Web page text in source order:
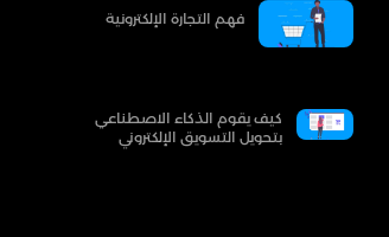
فهم التجارة الإلكترونية
كيف يقوم الذكاء الاصطناعي
بتحويل التسويق الإلكتروني